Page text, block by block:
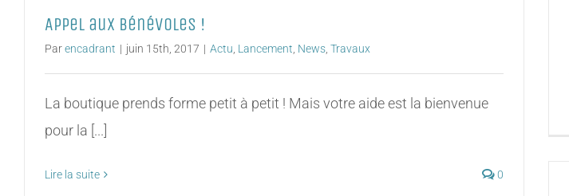
Appel aux bénévoles !
Parencadrant | juin 15th, 2017 | Actu Lancement News Travaux
La boutique prends forme petit à petit ! Mais votre aide est la bienvenue
pour la [...]
Lire la suite 0